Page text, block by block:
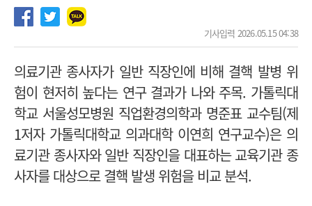
기사입력 2026.05.15 04:38
의료기관 종사자가 일반 직장인에 비해 결핵 발병 위
험이 현저히 높다는 연구 결과가 나와 주목. 가톨릭대
학교 서울성모병원 직업환경의학과 명준표 교수팀(제
1저자 가톨릭대학교 의과대학 이연희 연구교수)은 의
료기관 종사자와 일반 직장인을 대표하는 교육기관 종
사자를 대상으로 결핵 발생 위험을 비교 분석.